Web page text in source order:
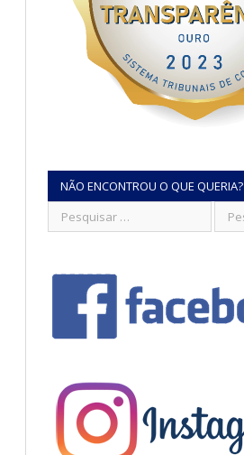
NÃO ENCONTROU O QUE QUERIA?